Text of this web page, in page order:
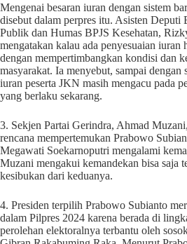
Mengenai besaran iuran dengan sistem
disebut dalam perpres itu. Asisten Deputi
Publik dan Humas BPJS Kesehatan,
mengatakan kalau ada penyesuaian iuran
dengan mempertimbangkan kondisi dan
masyarakat. Ia menyebut, sampai dengan
iuran peserta JKN masih mengacu pada
yang berlaku sekarang.
3. Sekjen Partai Gerindra, Ahmad
rencana mempertemukan Prabowo
Megawati Soekarnoputri mengalami
Muzani mengakui kemandekan bisa saja
kesibukan dari keduanya.
4. Presiden terpilih Prabowo Subianto
dalam Pilpres 2024 karena berada di
perolehan elektoralnya terbantu oleh